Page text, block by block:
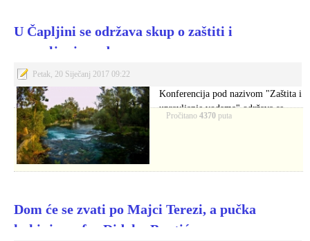
U Čapljini se održava skup o zaštiti i
upravljanju vodama
Petak, 20 Siječanj 2017 09:22
Konferencija pod nazivom "Zaštita i
upravljanje vodama" održava se
danas u Čapljini,…
Pročitano 4370 puta
Dom će se zvati po Majci Terezi, a pučka
kuhinja po fra Didaku Buntiću